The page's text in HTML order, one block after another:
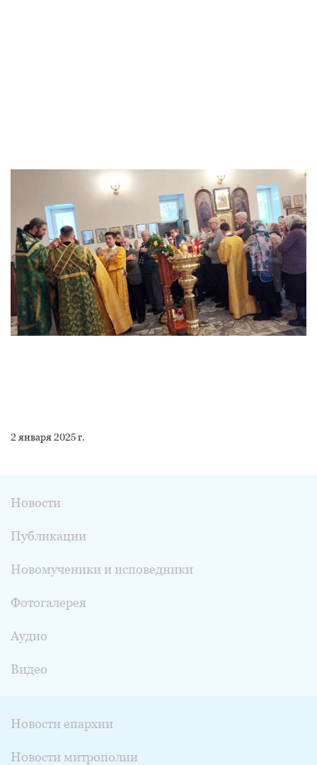
2 января 2025 г.
Новости
Публикации
Новомученики и исповедники
Фотогалерея
Аудио
Видео
Новости епархии
Новости митрополии